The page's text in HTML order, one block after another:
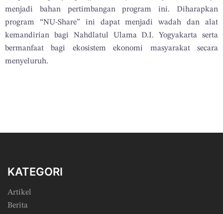
menjadi bahan pertimbangan program ini. Diharapkan
program “NU-Share” ini dapat menjadi wadah dan alat
kemandirian bagi Nahdlatul Ulama D.I. Yogyakarta serta
bermanfaat bagi ekosistem ekonomi masyarakat secara
menyeluruh.
KATEGORI
Artikel
Berita